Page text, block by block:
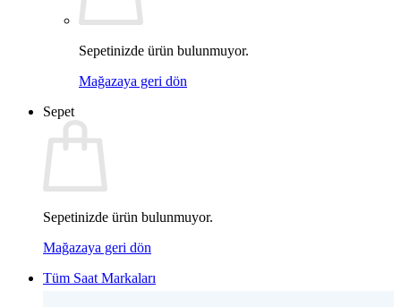
Sepetinizde ürün bulunmuyor.
Mağazaya geri dön
Sepet
Sepetinizde ürün bulunmuyor.
Mağazaya geri dön
Tüm Saat Markaları